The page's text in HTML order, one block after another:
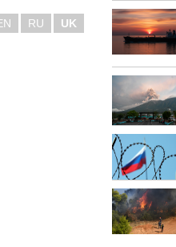
RU UK